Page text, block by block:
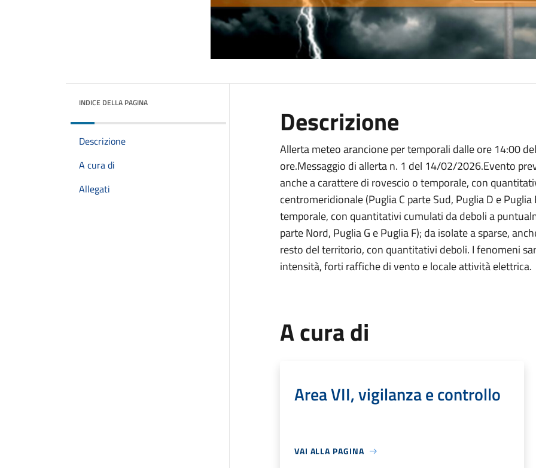
INDICE DELLA PAGINA
Descrizione
A cura di
Allegati
Descrizione
Allerta meteo arancione per temporali dalle ore 14:00
ore.Messaggio di allerta n. 1 del 14/02/2026.Evento
anche a carattere di rovescio o temporale, con
centromeridionale (Puglia C parte Sud, Puglia D e
temporale, con quantitativi cumulati da deboli a
parte Nord, Puglia G e Puglia F); da isolate a sparse,
resto del territorio, con quantitativi deboli. I fenomeni
intensità, forti raffiche di vento e locale attività elettrica.
A cura di
Area VII, vigilanza e controllo
VAI ALLA PAGINA